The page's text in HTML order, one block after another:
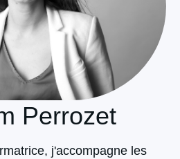
Perrozet
j'accompagne les